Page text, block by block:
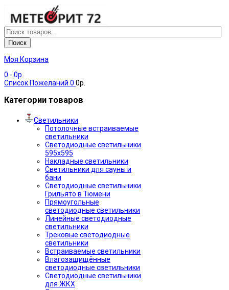
Поиск
Моя Корзина
0 - 0р.
Список Пожеланий 0 0р.
Категории товаров
Светильники
Потолочные встраиваемые
светильники
Светодиодные светильники
595х595
Накладные светильники
Светильники для сауны и
бани
Светодиодные светильники
Грильято в Тюмени
Прямоугольные
светодиодные светильники
Линейные светодиодные
светильники
Трековые светодиодные
светильники
Встраиваемые светильники
Влагозащищённые
светодиодные светильники
Светодиодные светильники
для ЖКХ